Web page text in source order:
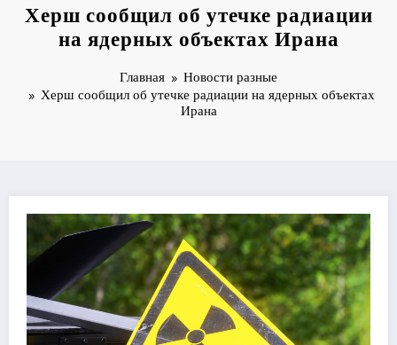
Херш сообщил об утечке радиации
на ядерных объектах Ирана
Главная
Новости разные
Херш сообщил об утечке радиации на ядерных объектах
Ирана